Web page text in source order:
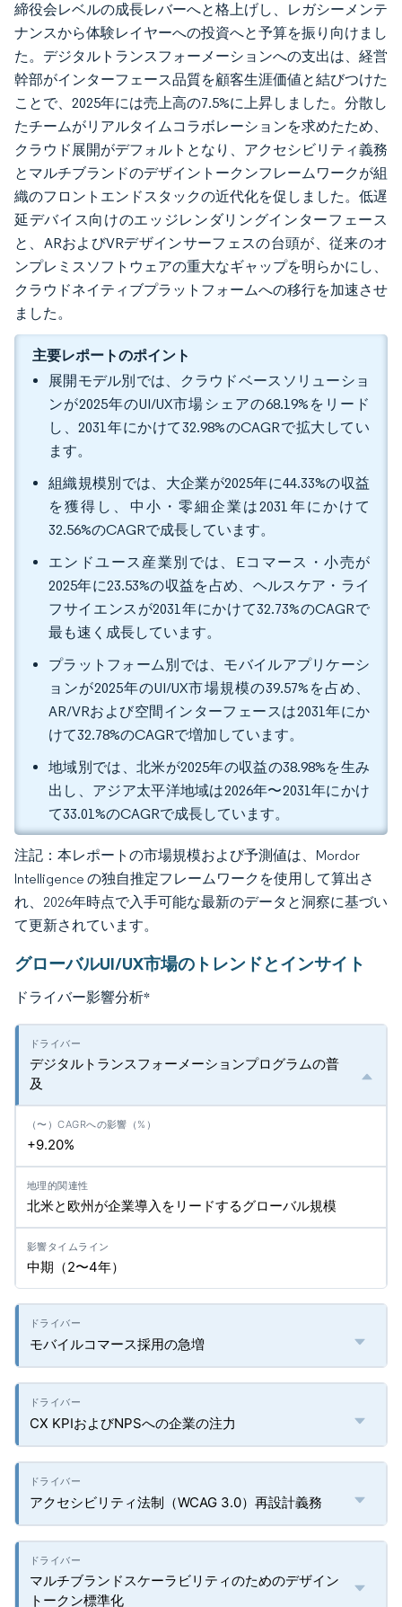
締役会レベルの成長レバーへと格上げし、レガシーメンテ
ナンスから体験レイヤーへの投資へと予算を振り向けまし
た。デジタルトランスフォーメーションへの支出は、経営
幹部がインターフェース品質を顧客生涯価値と結びつけた
ことで、2025年には売上高の7.5%に上昇しました。分散し
たチームがリアルタイムコラボレーションを求めたため、
クラウド展開がデフォルトとなり、アクセシビリティ義務
とマルチブランドのデザイントークンフレームワークが組
織のフロントエンドスタックの近代化を促しました。低遅
延デバイス向けのエッジレンダリングインターフェース
と、ARおよびVRデザインサーフェスの台頭が、従来のオ
ンプレミスソフトウェアの重大なギャップを明らかにし、
クラウドネイティブプラットフォームへの移行を加速させ
ました。
主要レポートのポイント
展開モデル別では、クラウドベースソリューショ
ンが2025年のUI/UX市場シェアの68.19%をリード
し、2031年にかけて32.98%のCAGRで拡大してい
ます。
組織規模別では、大企業が2025年に44.33%の収益
を獲得し、中小・零細企業は2031年にかけて
32.56%のCAGRで成長しています。
エンドユース産業別では、Eコマース・小売が
2025年に23.53%の収益を占め、ヘルスケア・ライ
フサイエンスが2031年にかけて32.73%のCAGRで
最も速く成長しています。
プラットフォーム別では、モバイルアプリケーシ
ョンが2025年のUI/UX市場規模の39.57%を占め、
AR/VRおよび空間インターフェースは2031年にか
けて32.78%のCAGRで増加しています。
地域別では、北米が2025年の収益の38.98%を生み
出し、アジア太平洋地域は2026年〜2031年にかけ
て33.01%のCAGRで成長しています。
注記：本レポートの市場規模および予測値は、Mordor
Intelligence の独自推定フレームワークを使用して算出さ
れ、2026年時点で入手可能な最新のデータと洞察に基づい
て更新されています。
グローバルUI/UX市場のトレンドとインサイト
ドライバー影響分析*
デジタルトランスフォーメーションプログラムの普
及
+9.20%
北米と欧州が企業導入をリードするグローバル規模
中期（2〜4年）
モバイルコマース採用の急増
CX KPIおよびNPSへの企業の注力
アクセシビリティ法制（WCAG 3.0）再設計義務
マルチブランドスケーラビリティのためのデザイン
トークン標準化